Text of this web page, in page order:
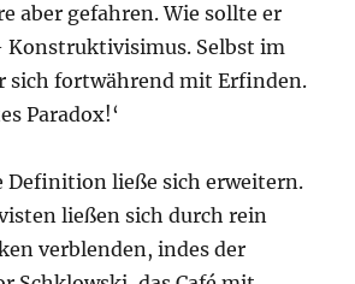
aber gefahren. Wie sollte er
Konstruktivisimus. Selbst im
sich fortwährend mit Erfinden.
Paradox!‘
Definition ließe sich erweitern.
ließen sich durch rein
verblenden, indes der